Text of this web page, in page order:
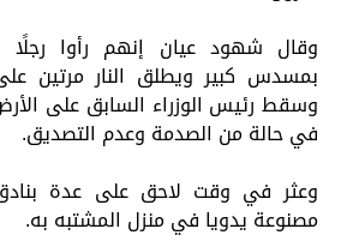
وقال شهود عيان إنهم رأوا
بمسدس كبير ويطلق النار مرتين
وسقط رئيس الوزراء السابق على
في حالة من الصدمة وعدم التصديق.
وعثر في وقت لاحق على عدة
مصنوعة يدويا في منزل المشتبه به.